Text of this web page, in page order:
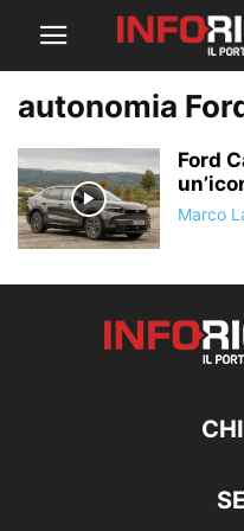
autonomia
Ford
Marco